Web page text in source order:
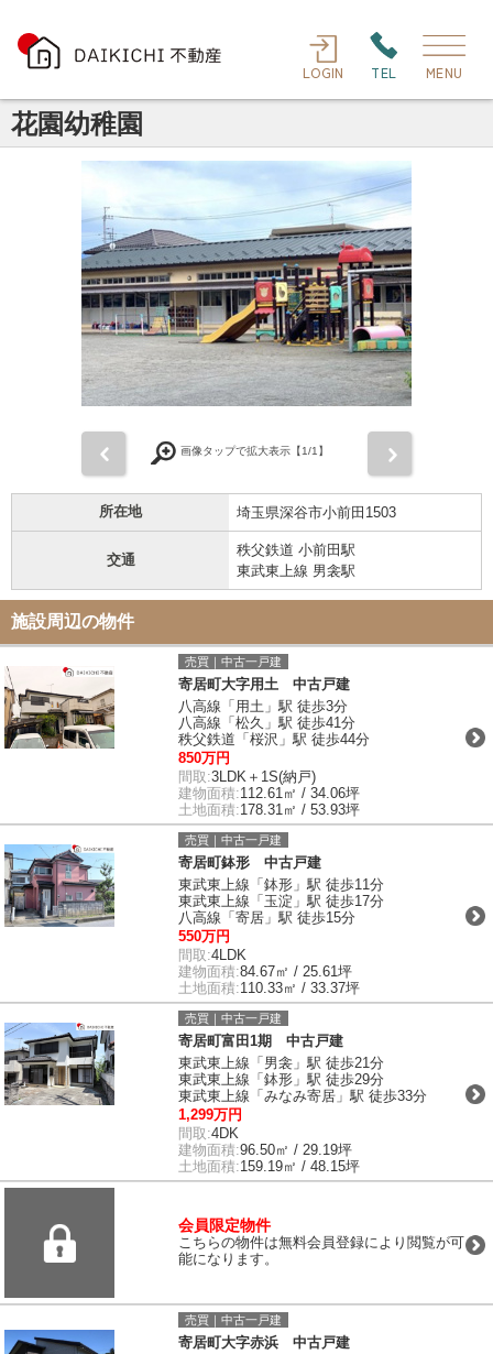
LOGIN TEL MENU
花園幼稚園
画像タップで拡大表示【1/1】
所在地 埼玉県深谷市小前田1503
交通
秩父鉄道 小前田駅
東武東上線 男衾駅
施設周辺の物件
売買｜中古一戸建
寄居町大字用土 中古戸建
八高線「用土」駅 徒歩3分
八高線「松久」駅 徒歩41分
秩父鉄道「桜沢」駅 徒歩44分
850万円
間取:3LDK＋1S(納戸)
建物面積:112.61㎡ / 34.06坪
土地面積:178.31㎡ / 53.93坪
売買｜中古一戸建
寄居町鉢形 中古戸建
東武東上線「鉢形」駅 徒歩11分
東武東上線「玉淀」駅 徒歩17分
八高線「寄居」駅 徒歩15分
550万円
間取:4LDK
建物面積:84.67㎡ / 25.61坪
土地面積:110.33㎡ / 33.37坪
売買｜中古一戸建
寄居町富田1期 中古戸建
東武東上線「男衾」駅 徒歩21分
東武東上線「鉢形」駅 徒歩29分
東武東上線「みなみ寄居」駅 徒歩33分
1,299万円
間取:4DK
建物面積:96.50㎡ / 29.19坪
土地面積:159.19㎡ / 48.15坪
会員限定物件
こちらの物件は無料会員登録により閲覧が可
能になります。
売買｜中古一戸建
寄居町大字赤浜 中古戸建